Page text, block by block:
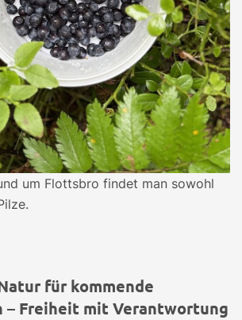
um Flottsbro findet man sowohl
für kommende
– Freiheit mit Verantwortung